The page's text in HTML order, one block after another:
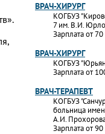
ВРАЧ-ХИРУРГ
КОГБУЗ
7 им. В.И.
Зарплата от
ВРАЧ-ХИРУРГ
КОГБУЗ
Зарплата от
ВРАЧ-ТЕРАПЕВТ
КОГБУЗ
больница
А.И.
Зарплата от